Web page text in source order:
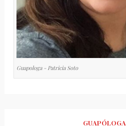
Guapologa - Patricia Soto
GUAPÓLOGA